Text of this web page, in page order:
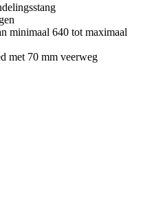
minimaal 640 tot maximaal
met 70 mm veerweg